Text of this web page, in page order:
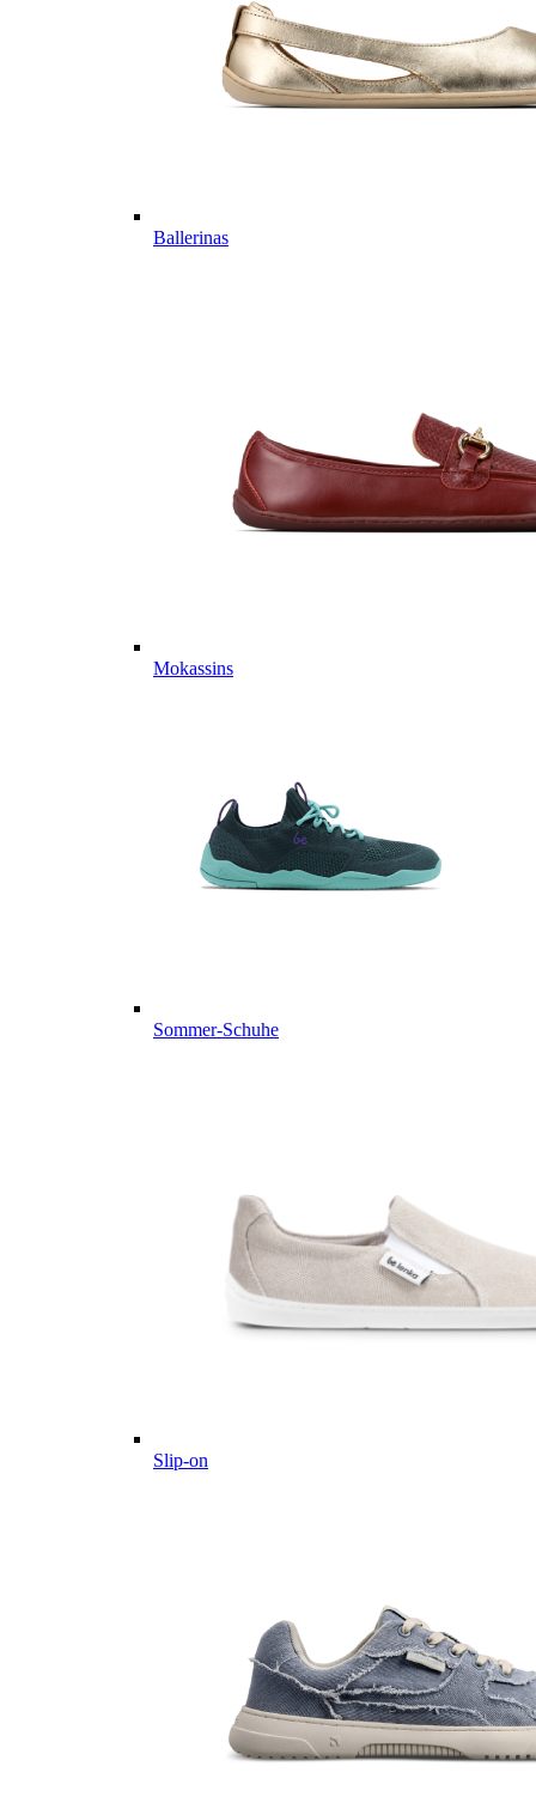
Ballerinas
Mokassins
Sommer-Schuhe
Slip-on